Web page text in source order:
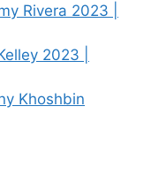
Rivera 2023 |
2023 |
Khoshbin